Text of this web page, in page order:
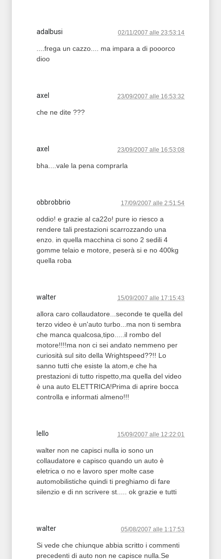
adalbusi 02/11/2007 alle 23:53:14
....frega un cazzo.... ma impara a di pooorco
dioo
axel 23/09/2007 alle 16:53:32
che ne dite ???
axel 23/09/2007 alle 16:53:08
bha....vale la pena comprarla
obbrobbrio 17/09/2007 alle 2:51:54
oddio! e grazie al ca22o! pure io riesco a
rendere tali prestazioni scarrozzando una
enzo. in quella macchina ci sono 2 sedili 4
gomme telaio e motore, peserà si e no 400kg
quella roba
walter 15/09/2007 alle 17:15:43
allora caro collaudatore...seconde te quella del
terzo video è un'auto turbo...ma non ti sembra
che manca qualcosa,tipo.....il rombo del
motore!!!!ma non ci sei andato nemmeno per
curiosità sul sito della Wrightspeed??!! Lo
sanno tutti che esiste la atom,e che ha
prestazioni di tutto rispetto,ma quella del video
è una auto ELETTRICA!Prima di aprire bocca
controlla e informati almeno!!!
lello 15/09/2007 alle 12:22:01
walter non ne capisci nulla io sono un
collaudatore e capisco quando un auto è
eletrica o no e lavoro sper molte case
automobilistiche quindi ti preghiamo di fare
silenzio e di nn scrivere st..... ok grazie e tutti
walter 05/08/2007 alle 1:17:53
Si vede che chiunque abbia scritto i commenti
precedenti di auto non ne capisce nulla.Se